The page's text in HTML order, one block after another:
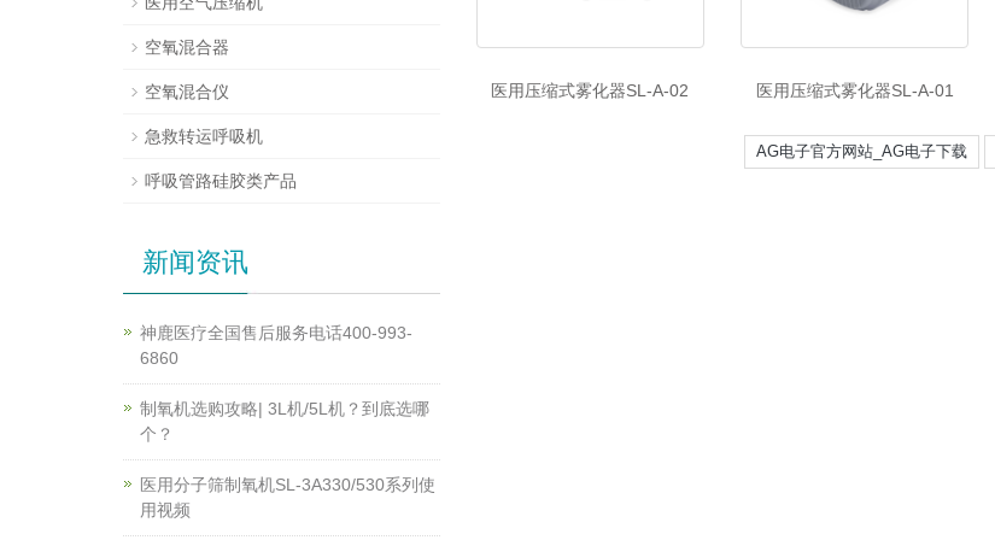
医用压缩式雾化器SL-A-02 医用压缩式雾化器SL-A-01
AG电子官方网站_AG电子下载
空氧混合器
空氧混合仪
急救转运呼吸机
呼吸管路硅胶类产品
新闻资讯
神鹿医疗全国售后服务电话400-993-
6860
制氧机选购攻略| 3L机/5L机？到底选哪
个？
医用分子筛制氧机SL-3A330/530系列使
用视频